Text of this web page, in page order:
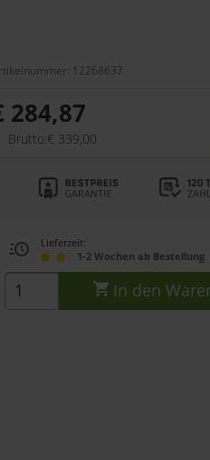
12268637
284,87
Brutto:€ 339,00
Lieferzeit:
1-2 Wochen ab Bestellung
In den